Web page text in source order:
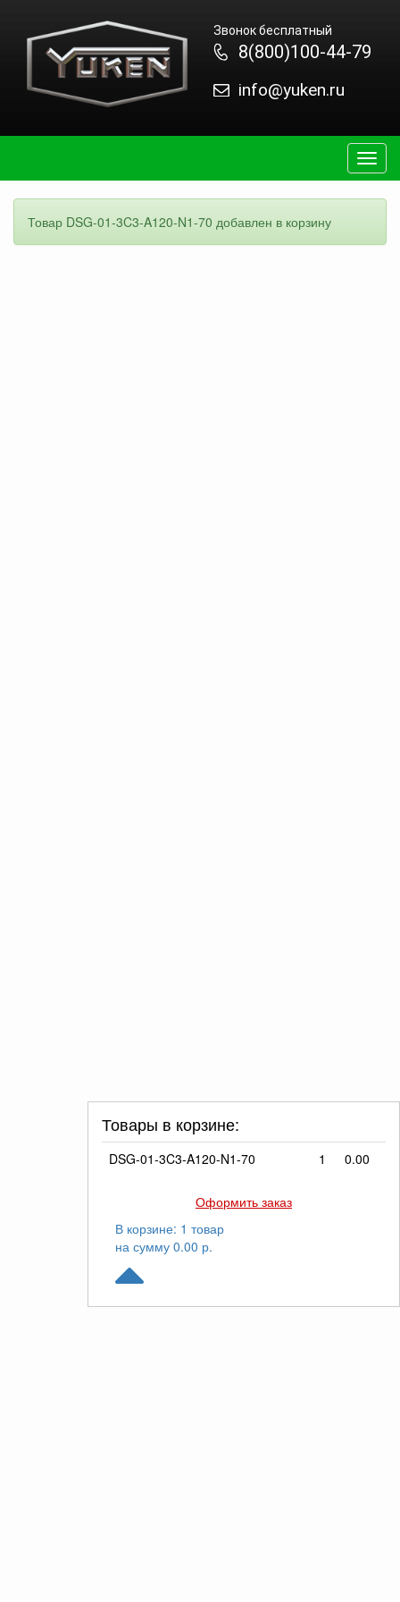
Звонок бесплатный
8(800)100-44-79
info@yuken.ru
Товар DSG-01-3C3-A120-N1-70 добавлен в корзину
Товары в корзине:
DSG-01-3C3-A120-N1-70 1 0.00
Оформить заказ
В корзине: 1 товар
на сумму 0.00 р.